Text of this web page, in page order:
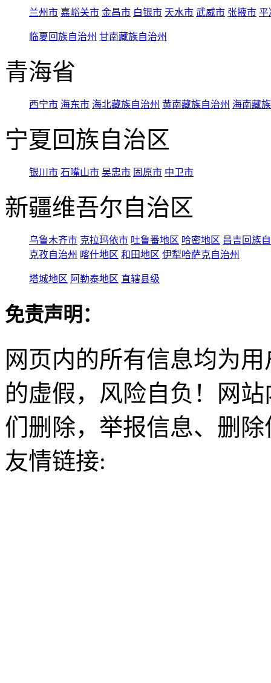
兰州市 嘉峪关市 金昌市 白银市 天水市 武威市 张掖市 平
临夏回族自治州 甘南藏族自治州
青海省
西宁市 海东市 海北藏族自治州 黄南藏族自治州 海南藏
宁夏回族自治区
银川市 石嘴山市 吴忠市 固原市 中卫市
新疆维吾尔自治区
乌鲁木齐市 克拉玛依市 吐鲁番地区 哈密地区 昌吉回族
克孜自治州 喀什地区 和田地区 伊犁哈萨克自治州
塔城地区 阿勒泰地区 直辖县级
免责声明：
网页内的所有信息均为
的虚假，风险自负！网
们删除，举报信息、删
友情链接: